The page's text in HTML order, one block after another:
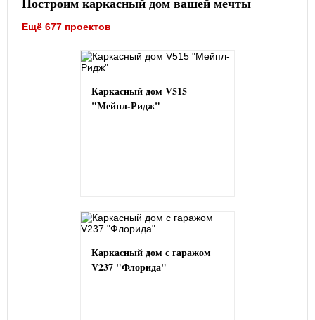
Ещё 677 проектов
Каркасный дом V515
"Мейпл-Ридж"
Каркасный дом с гаражом
V237 "Флорида"